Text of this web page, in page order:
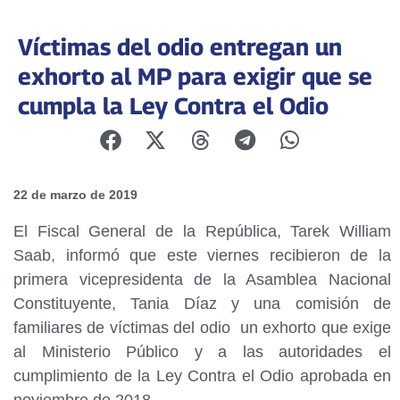
Víctimas del odio entregan un
exhorto al MP para exigir que se
cumpla la Ley Contra el Odio
22 de marzo de 2019
El Fiscal General de la República, Tarek William
Saab, informó que este viernes recibieron de la
primera vicepresidenta de la Asamblea Nacional
Constituyente, Tania Díaz y una comisión de
familiares de víctimas del odio un exhorto que exige
al Ministerio Público y a las autoridades el
cumplimiento de la Ley Contra el Odio aprobada en